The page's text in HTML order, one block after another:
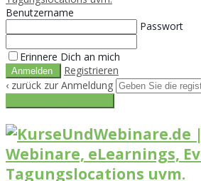
Benutzername
Passwort
Erinnere Dich an mich
Registrieren
‹ zurück zur Anmeldung